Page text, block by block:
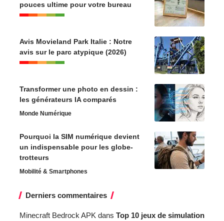
pouces ultime pour votre bureau
Avis Movieland Park Italie : Notre
avis sur le parc atypique (2026)
Transformer une photo en dessin :
les générateurs IA comparés
Monde Numérique
Pourquoi la SIM numérique devient
un indispensable pour les globe-
trotteurs
Mobilité & Smartphones
Derniers commentaires
Minecraft Bedrock APK dans Top 10 jeux de simulation